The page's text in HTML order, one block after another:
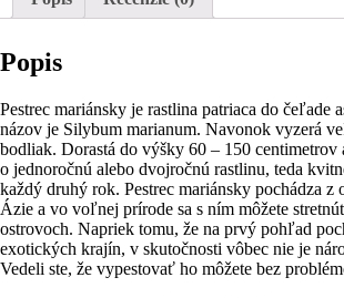
jemný
Popis
Pestrec mariánsky je rastlina patriaca do čeľade
názov je Silybum marianum. Navonok vyzerá
bodliak. Dorastá do výšky 60 – 150 centimetrov
o jednoročnú alebo dvojročnú rastlinu, teda
každý druhý rok. Pestrec mariánsky pochádza z
Ázie a vo voľnej prírode sa s ním môžete
ostrovoch. Napriek tomu, že na prvý pohľad
exotických krajín, v skutočnosti vôbec nie je
Vedeli ste, že vypestovať ho môžete bez